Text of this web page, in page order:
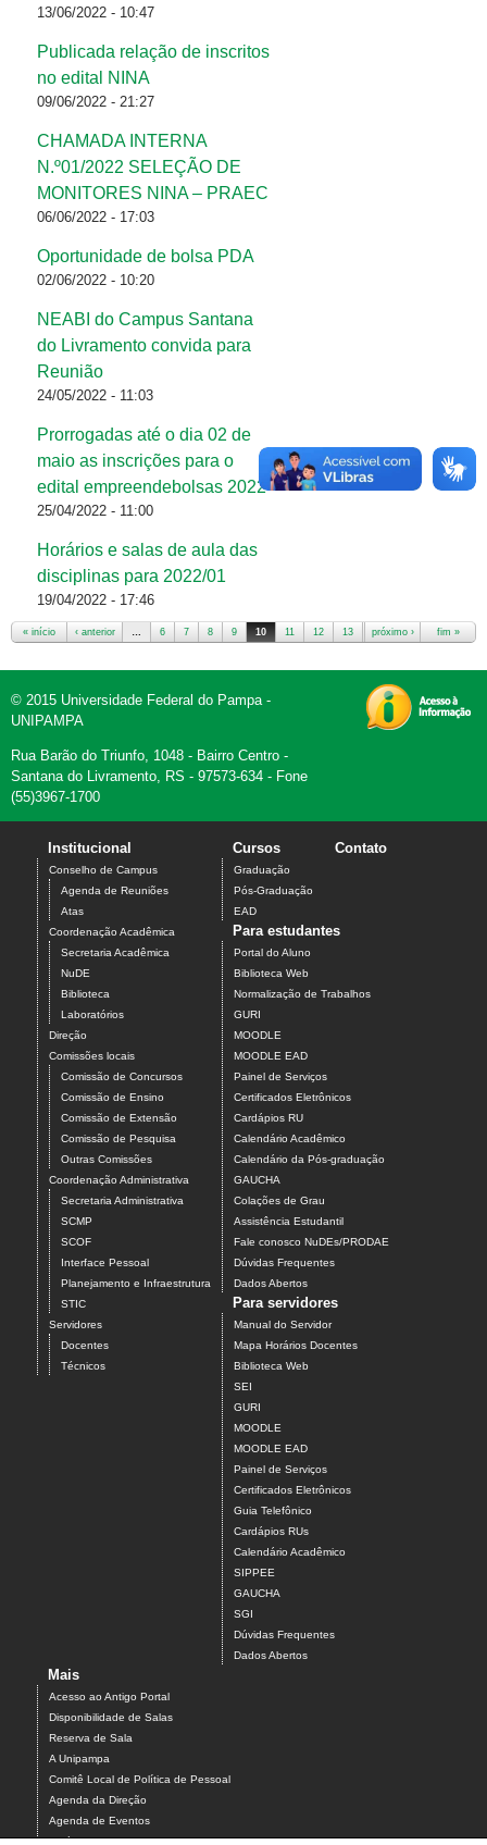
13/06/2022 - 10:47
Publicada relação de inscritos
no edital NINA
09/06/2022 - 21:27
CHAMADA INTERNA
N.º01/2022 SELEÇÃO DE
MONITORES NINA – PRAEC
06/06/2022 - 17:03
Oportunidade de bolsa PDA
02/06/2022 - 10:20
NEABI do Campus Santana
do Livramento convida para
Reunião
24/05/2022 - 11:03
Prorrogadas até o dia 02 de
maio as inscrições para o
edital empreendebolsas 2022
25/04/2022 - 11:00
Horários e salas de aula das
disciplinas para 2022/01
19/04/2022 - 17:46
« início ‹ anterior … 6 7 8 9 10 11 12 13 14 …
próximo › fim »
© 2015 Universidade Federal do Pampa -
UNIPAMPA
Rua Barão do Triunfo, 1048 - Bairro Centro -
Santana do Livramento, RS - 97573-634 - Fone
(55)3967-1700
Institucional
Conselho de Campus
Agenda de Reuniões
Atas
Coordenação Acadêmica
Secretaria Acadêmica
NuDE
Biblioteca
Laboratórios
Direção
Comissões locais
Comissão de Concursos
Comissão de Ensino
Comissão de Extensão
Comissão de Pesquisa
Outras Comissões
Coordenação Administrativa
Secretaria Administrativa
SCMP
SCOF
Interface Pessoal
Planejamento e Infraestrutura
STIC
Servidores
Docentes
Técnicos
Cursos
Graduação
Pós-Graduação
EAD
Contato
Para estudantes
Portal do Aluno
Biblioteca Web
Normalização de Trabalhos
GURI
MOODLE
MOODLE EAD
Painel de Serviços
Certificados Eletrônicos
Cardápios RU
Calendário Acadêmico
Calendário da Pós-graduação
GAUCHA
Colações de Grau
Assistência Estudantil
Fale conosco NuDEs/PRODAE
Dúvidas Frequentes
Dados Abertos
Para servidores
Manual do Servidor
Mapa Horários Docentes
Biblioteca Web
SEI
GURI
MOODLE
MOODLE EAD
Painel de Serviços
Certificados Eletrônicos
Guia Telefônico
Cardápios RUs
Calendário Acadêmico
SIPPEE
GAUCHA
SGI
Dúvidas Frequentes
Dados Abertos
Mais
Acesso ao Antigo Portal
Disponibilidade de Salas
Reserva de Sala
A Unipampa
Comitê Local de Política de Pessoal
Agenda da Direção
Agenda de Eventos
Estágios